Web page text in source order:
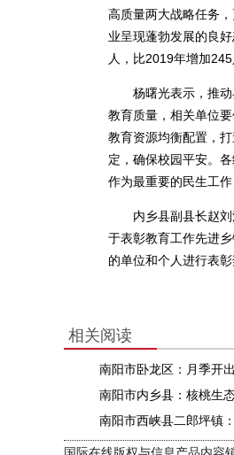
高质量两大战略任务
业呈现蓬勃发展的良
人，比2019年增加
杨曙光表示，推动县
教育质量，相关单位
教育资源均衡配置，
定，确保校园平安。
作为最重要的民生工
内乡县副县长赵刘
于表彰教育工作先进
的单位和个人进行表
相关阅读
南阳市卧龙区：月季开
南阳市内乡县：核桃生
南阳市西峡县二郎坪镇